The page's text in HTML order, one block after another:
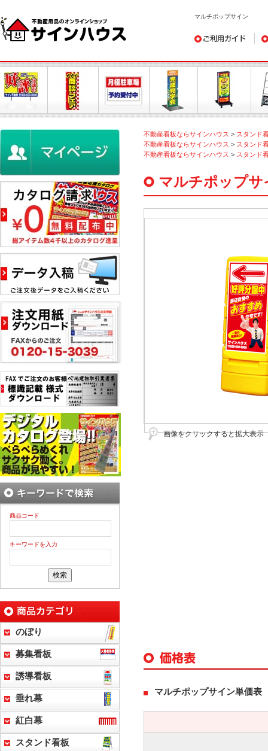
マルチポップサイン
ご利用ガイド デ
不動産看板ならサインハウス > スタンド
不動産看板ならサインハウス > スタンド
不動産看板ならサインハウス > スタンド
マルチポップサ
画像をクリックすると拡大表示
マルチポップサイン単価表
商品コード
キーワードを入力
のぼり
募集看板
誘導看板
垂れ幕
紅白幕
スタンド看板